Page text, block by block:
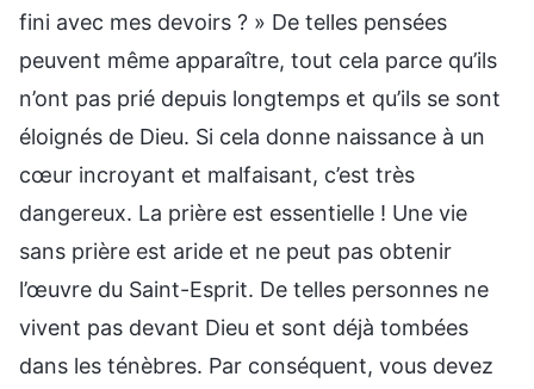
fini avec mes devoirs ? » De telles pensées
peuvent même apparaître, tout cela parce qu’ils
n’ont pas prié depuis longtemps et qu’ils se sont
éloignés de Dieu. Si cela donne naissance à un
cœur incroyant et malfaisant, c’est très
dangereux. La prière est essentielle ! Une vie
sans prière est aride et ne peut pas obtenir
l’œuvre du Saint-Esprit. De telles personnes ne
vivent pas devant Dieu et sont déjà tombées
dans les ténèbres. Par conséquent, vous devez